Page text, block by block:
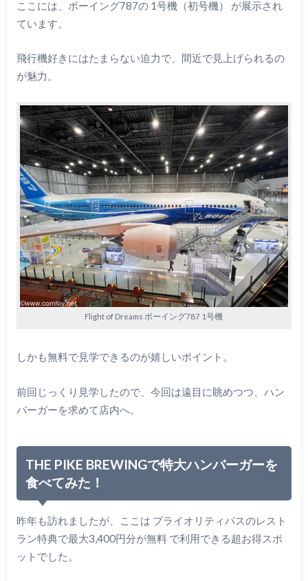
ここには、ボーイング787の 1号機（初号機） が展示され
ています。
飛行機好きにはたまらない迫力で、間近で見上げられるの
が魅力。
Flight of Dreams ボーイング787 1号機
しかも無料で見学できるのが嬉しいポイント。
前回じっくり見学したので、今回は遠目に眺めつつ、ハン
バーガーを求めて店内へ。
THE PIKE BREWINGで特大ハンバーガーを
食べてみた！
昨年も訪れましたが、ここは プライオリティパスのレスト
ラン特典で最大3,400円分が無料 で利用できる超お得スポ
ットでした。